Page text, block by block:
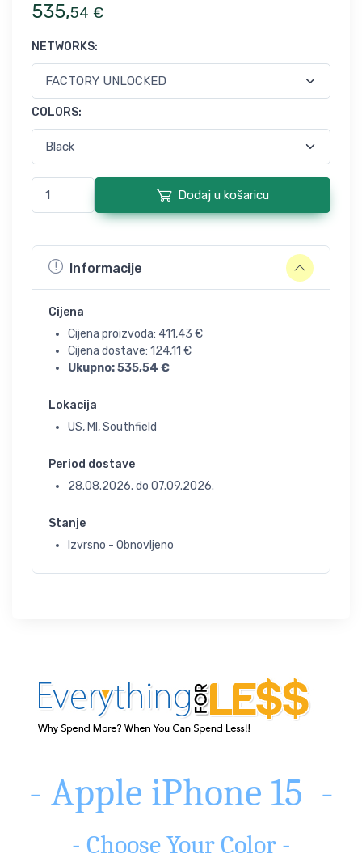
535,54 €
NETWORKS:
COLORS:
Dodaj u košaricu
Informacije
Cijena
Cijena proizvoda: 411,43 €
Cijena dostave: 124,11 €
Ukupno:535,54 €
Lokacija
US, MI, Southfield
Period dostave
28.08.2026. do 07.09.2026.
Stanje
Izvrsno - Obnovljeno